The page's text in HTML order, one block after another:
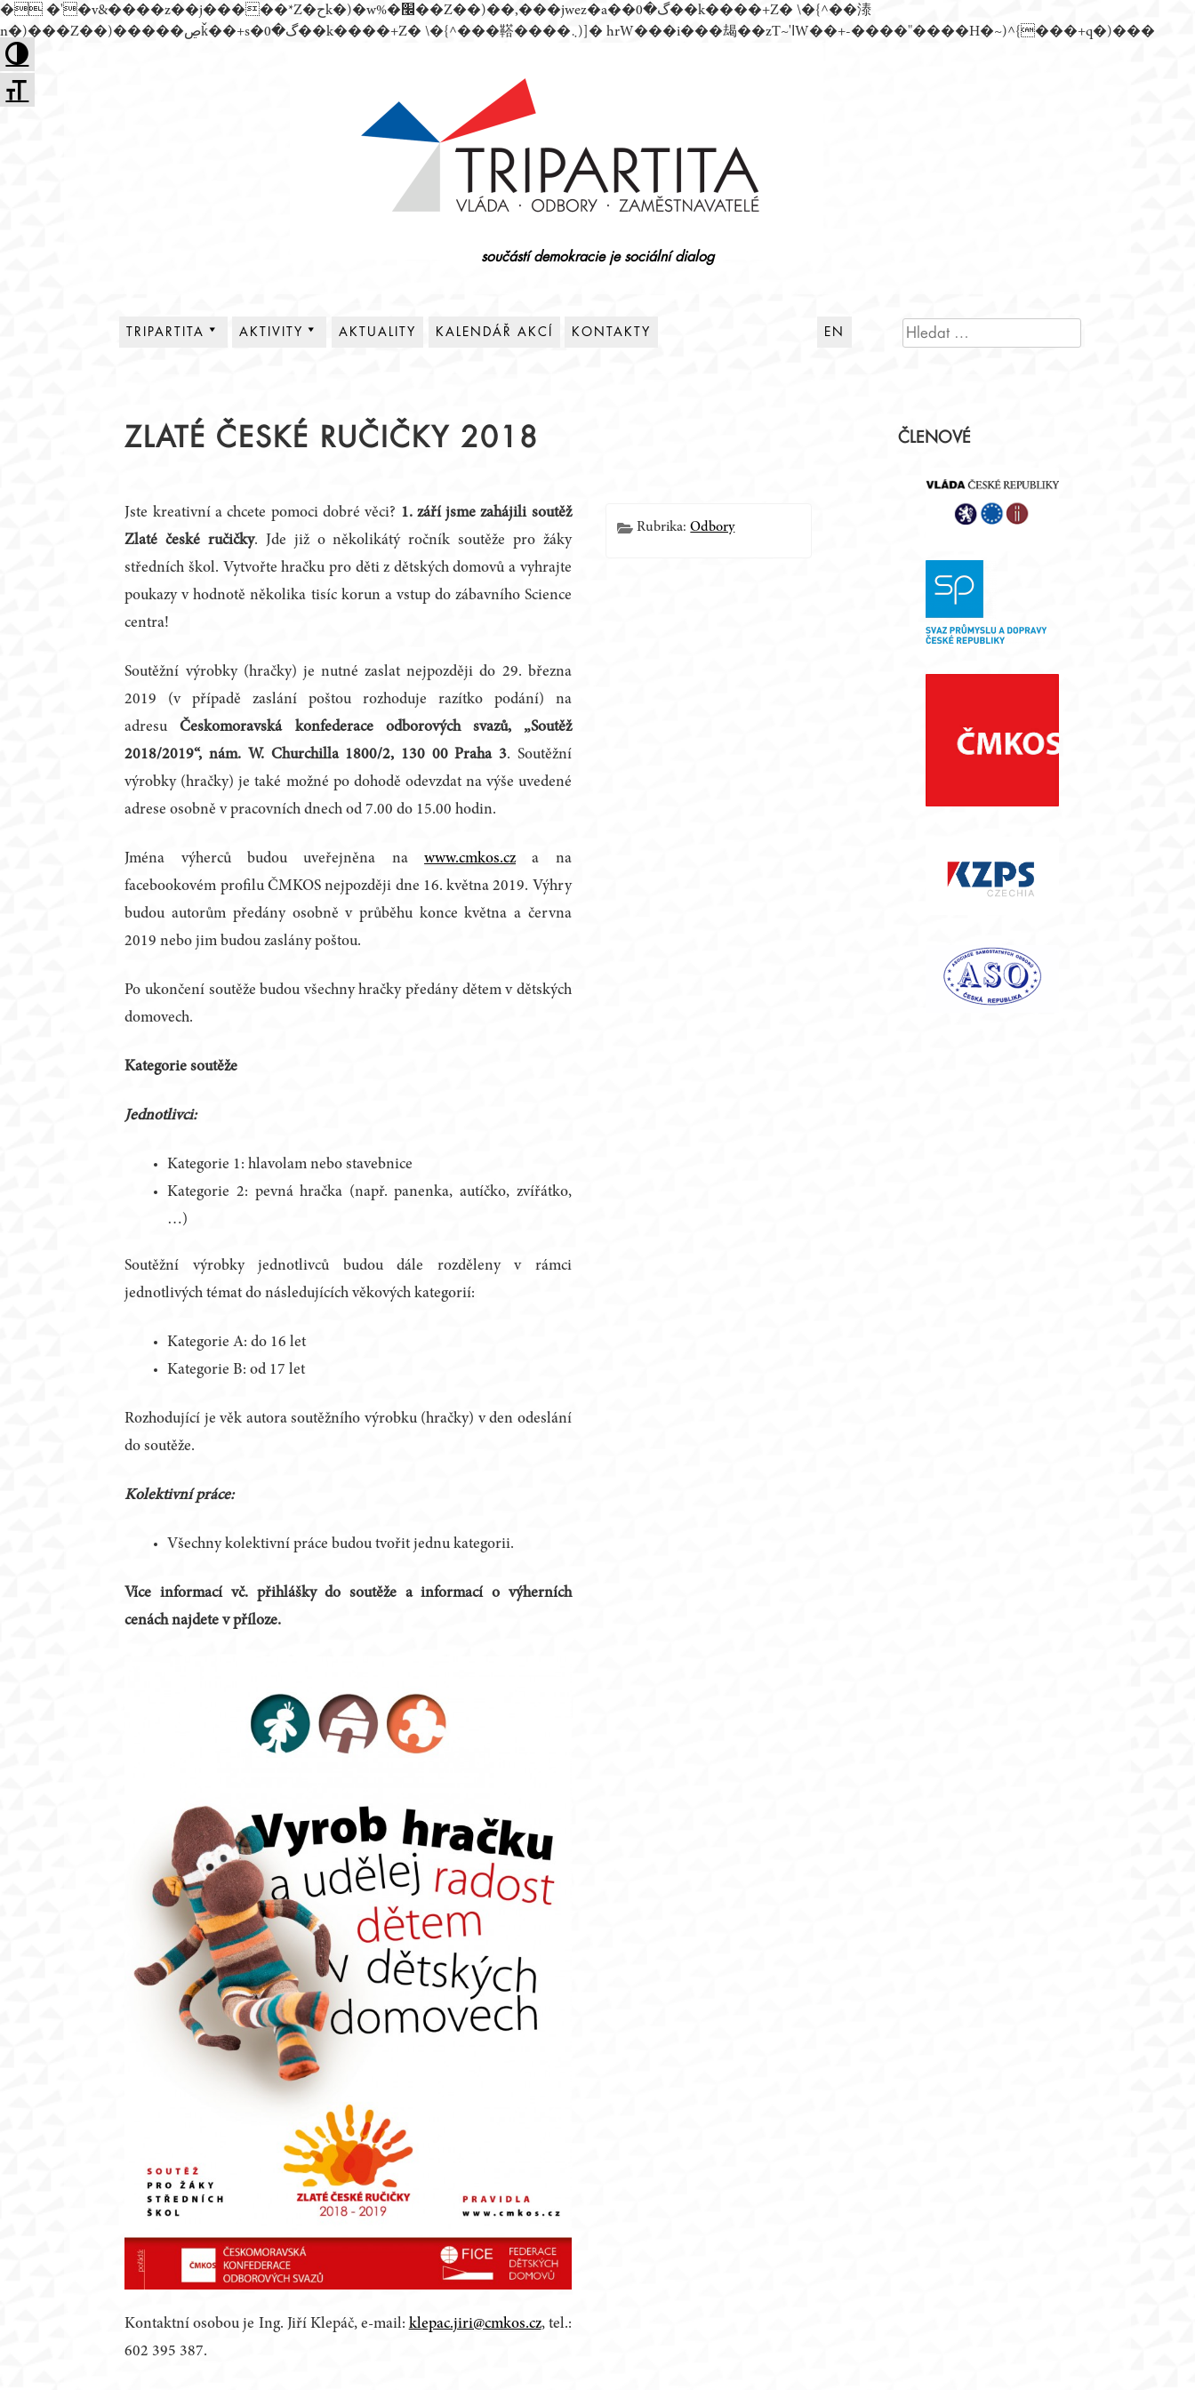
Toggle High Contrast
Toggle Font size
� �'�v&����z��j�����*Z�حk�)�w%�׬��Z��)��,���jwez�a��گ�0��k����+Z� \�{^��溙
n�)���Z��)�����ڝǩ��+s�گ�0��k����+Z� \�{^���鞳����܆)]� hrW���i���朅��zƬ~'ߊW��+-����"����H�~)^{���+q�)���
Přejít
k
obsahu
součástí demokracie je sociální dialog
TRIPARTITA
JEDNACÍ ŘÁD
ZAHRANIČNÍ PARTNEŘI
AKTIVITY
PRACOVNÍ TÝMY
ZÁZNAMY Z JEDNÁNÍ
PODPORA DIALOGU
AKTUALITY KALENDÁŘ AKCÍ KONTAKTY EN VYHLEDÁVÁNÍ
ZLATÉ ČESKÉ RUČIČKY 2018
Jste kreativní a chcete pomoci dobré věci? 1. září jsme zahájili soutěž
Zlaté české ručičky. Jde již o několikátý ročník soutěže pro žáky
středních škol. Vytvořte hračku pro děti z dětských domovů a vyhrajte
poukazy v hodnotě několika tisíc korun a vstup do zábavního Science
centra!
Soutěžní výrobky (hračky) je nutné zaslat nejpozději do 29. března
2019 (v případě zaslání poštou rozhoduje razítko podání) na
adresuČeskomoravská konfederace odborových svazů, „Soutěž
2018/2019“, nám. W. Churchilla 1800/2, 130 00 Praha 3. Soutěžní
výrobky (hračky) je také možné po dohodě odevzdat na výše uvedené
adrese osobně v pracovních dnech od 7.00 do 15.00 hodin.
Jména výherců budou uveřejněna nawww.cmkos.cza na
facebookovém profilu ČMKOS nejpozději dne 16. května 2019. Výhry
budou autorům předány osobně v průběhu konce května a června
2019 nebo jim budou zaslány poštou.
Po ukončení soutěže budou všechny hračky předány dětem v dětských
domovech.
Kategorie soutěže
Jednotlivci:
Kategorie 1: hlavolam nebo stavebnice
Kategorie 2: pevná hračka (např. panenka, autíčko, zvířátko,
…)
Soutěžní výrobky jednotlivců budou dále rozděleny v rámci
jednotlivých témat do následujících věkových kategorií:
Kategorie A: do 16 let
Kategorie B: od 17 let
Rozhodující je věk autora soutěžního výrobku (hračky) v den odeslání
do soutěže.
Kolektivní práce:
Všechny kolektivní práce budou tvořit jednu kategorii.
Více informací vč. přihlášky do soutěže a informací o výherních
cenách najdete v příloze.
Kontaktní osobou je Ing. Jiří Klepáč, e-mail: klepac.jiri@cmkos.cz, tel.:
602 395 387.
Rubrika:Odbory
ČLENOVÉ